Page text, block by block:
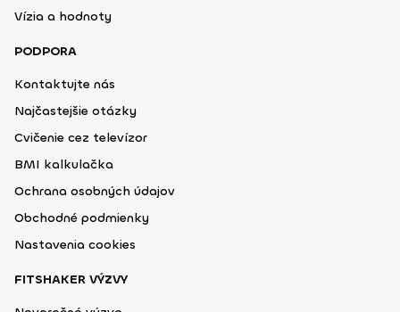
Vízia a hodnoty
PODPORA
Kontaktujte nás
Najčastejšie otázky
Cvičenie cez televízor
BMI kalkulačka
Ochrana osobných údajov
Obchodné podmienky
Nastavenia cookies
FITSHAKER VÝZVY